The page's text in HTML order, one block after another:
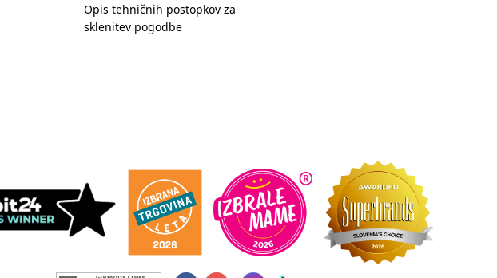
Opis tehničnih postopkov za
sklenitev pogodbe